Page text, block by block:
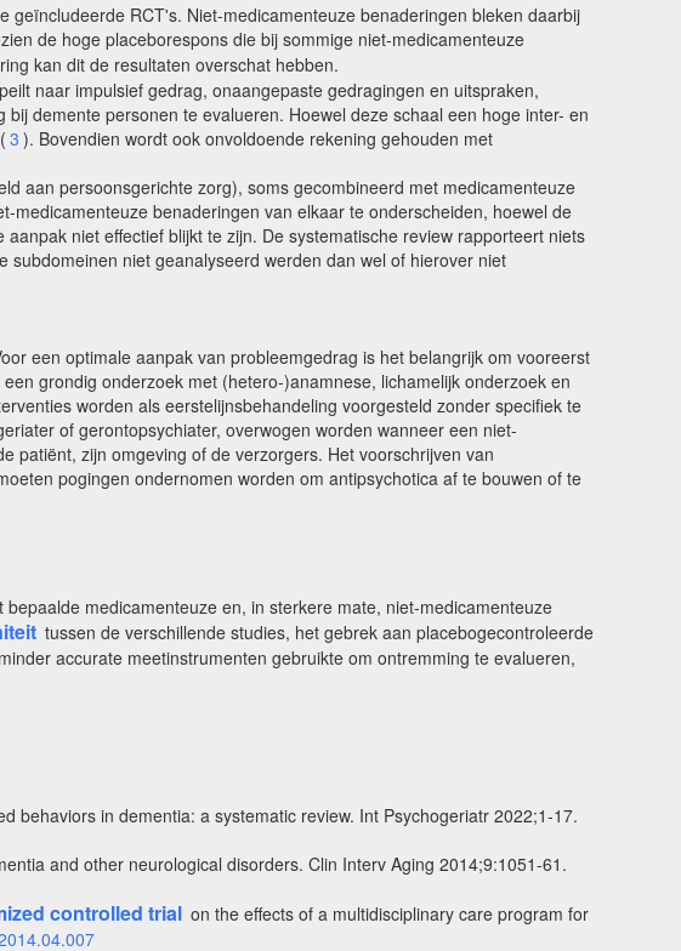
RCT's. Niet-medicamenteuze benaderingen bleken daarbij
de hoge placeborespons die bij sommige niet-medicamenteuze
kan dit de resultaten overschat hebben.
naar impulsief gedrag, onaangepaste gedragingen en uitspraken,
demente personen te evalueren. Hoewel deze schaal een hoge inter- en
3 ). Bovendien wordt ook onvoldoende rekening gehouden met
aan persoonsgerichte zorg), soms gecombineerd met medicamenteuze
medicamenteuze benaderingen van elkaar te onderscheiden, hoewel de
niet effectief blijkt te zijn. De systematische review rapporteert niets
niet geanalyseerd werden dan wel of hierover niet
een optimale aanpak van probleemgedrag is het belangrijk om vooreerst
grondig onderzoek met (hetero-)anamnese, lichamelijk onderzoek en
worden als eerstelijnsbehandeling voorgesteld zonder specifiek te
of gerontopsychiater, overwogen worden wanneer een niet-
patiënt, zijn omgeving of de verzorgers. Het voorschrijven van
pogingen ondernomen worden om antipsychotica af te bouwen of te
medicamenteuze en, in sterkere mate, niet-medicamenteuze
tussen de verschillende studies, het gebrek aan placebogecontroleerde
accurate meetinstrumenten gebruikte om ontremming te evalueren,
behaviors in dementia: a systematic review. Int Psychogeriatr 2022;1-17.
and other neurological disorders. Clin Interv Aging 2014;9:1051-61.
controlled trial on the effects of a multidisciplinary care program for